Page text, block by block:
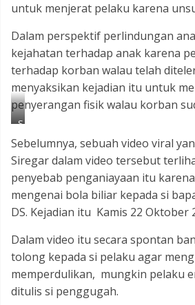
untuk menjerat pelaku karena
Dalam perspektif perlindungan
kejahatan terhadap anak karena
terhadap korban walau telah
menyaksikan kejadian itu untuk
penyerangan fisik walau korban
S
l
m
o
n
a
j
i
t
a
(
6
0
Sebelumnya, sebuah video viral
Siregar dalam video tersebut
penyebab penganiayaan itu
mengenai bola biliar kepada si
DS. Kejadian itu Kamis 22 Oktober
Dalam video itu secara spontan
tolong kepada si pelaku agar
memperdulikan, mungkin pelaku
ditulis si penggugah.